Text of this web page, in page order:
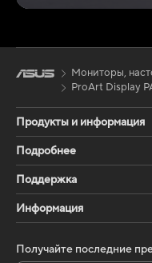
Мониторы,
ProArt Display
Продукты и информация
Подробнее
Поддержка
Информация
Получайте последние